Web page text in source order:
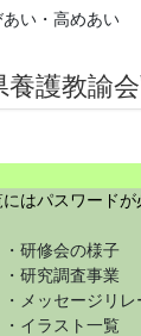
い・高めあい
養護教諭
はパスワードが
修会の様子
調査事業
セージリレ
ラスト一覧